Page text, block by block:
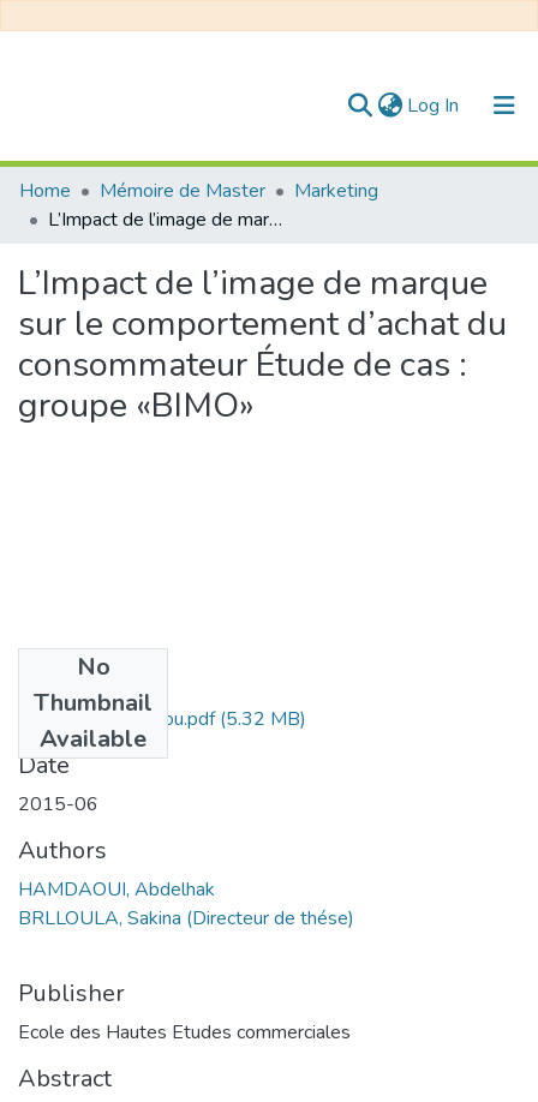
Log In (current)
Communities & Collections
All of DSpace
Statistics
Home Mémoire de Master
Marketing
L’Impact de l’image de marque sur le comportement d’achat du consommateur Étude de cas : groupe «BIMO»
L’Impact de l’image de marque
sur le comportement d’achat du
consommateur Étude de cas :
groupe «BIMO»
No
Thumbnail
Available
Abdelhak Hamdaou.pdf(5.32 MB)
Date
2015-06
Authors
HAMDAOUI, Abdelhak
BRLLOULA, Sakina (Directeur de thése)
Publisher
Ecole des Hautes Etudes commerciales
Abstract